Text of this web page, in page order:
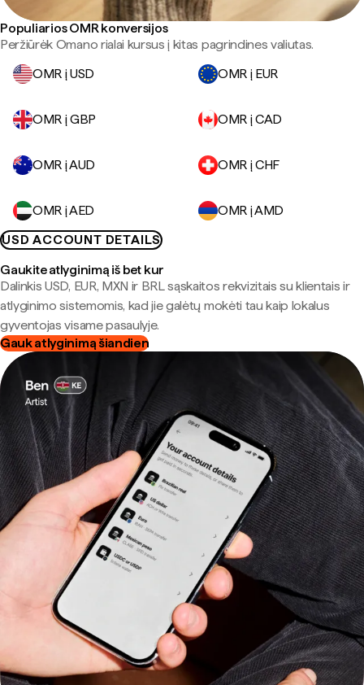
Populiarios OMR konversijos
Peržiūrėk Omano rialai kursus į kitas pagrindines valiutas.
OMR į USD
OMR į EUR
OMR į GBP OMR į CAD
OMR į AUD OMR į CHF
OMR į AED
OMR į AMD
USD ACCOUNT DETAILS
Gaukite atlyginimą iš bet kur
Dalinkis USD, EUR, MXN ir BRL sąskaitos rekvizitais su klientais ir
atlyginimo sistemomis, kad jie galėtų mokėti tau kaip lokalus
gyventojas visame pasaulyje.
Gauk atlyginimą šiandien